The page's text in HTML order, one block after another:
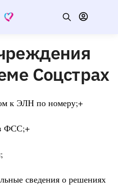
Соцстрах
к ЭЛН по номеру;+
ФСС;+
сведения о решениях